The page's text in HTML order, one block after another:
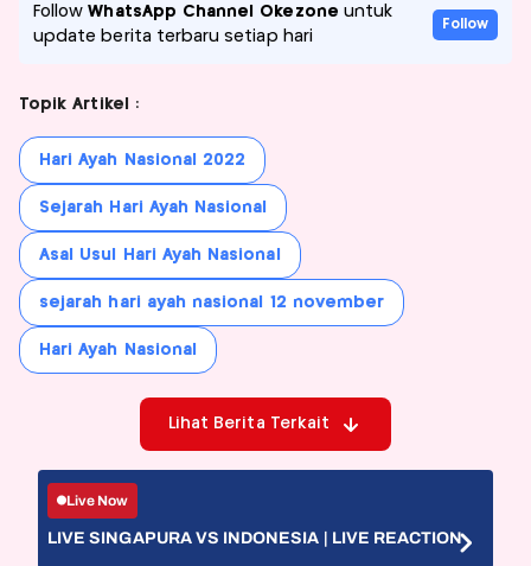
FollowWhatsApp Channel Okezone untuk
update berita terbaru setiap hari
Follow
Topik Artikel :
Hari Ayah Nasional 2022
Sejarah Hari Ayah Nasional
Asal Usul Hari Ayah Nasional
sejarah hari ayah nasional 12 november
Hari Ayah Nasional
Lihat Berita Terkait
Live Now
LIVE SINGAPURA VS INDONESIA | LIVE REACTION